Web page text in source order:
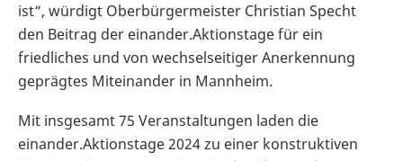
ist“, würdigt Oberbürgermeister Christian Specht
den Beitrag der einander.Aktionstage für ein
friedliches und von wechselseitiger Anerkennung
geprägtes Miteinander in Mannheim.
Mit insgesamt 75 Veranstaltungen laden die
einander.Aktionstage 2024 zu einer konstruktiven